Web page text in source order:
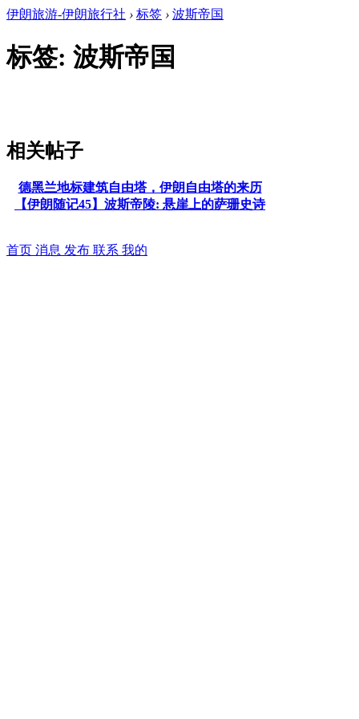
伊朗旅游-伊朗旅行社 › 标签 › 波斯帝国
标签: 波斯帝国
相关帖子
德黑兰地标建筑自由塔，伊朗自由塔的来历
【伊朗随记45】波斯帝陵: 悬崖上的萨珊史诗
首页 消息 发布 联系 我的